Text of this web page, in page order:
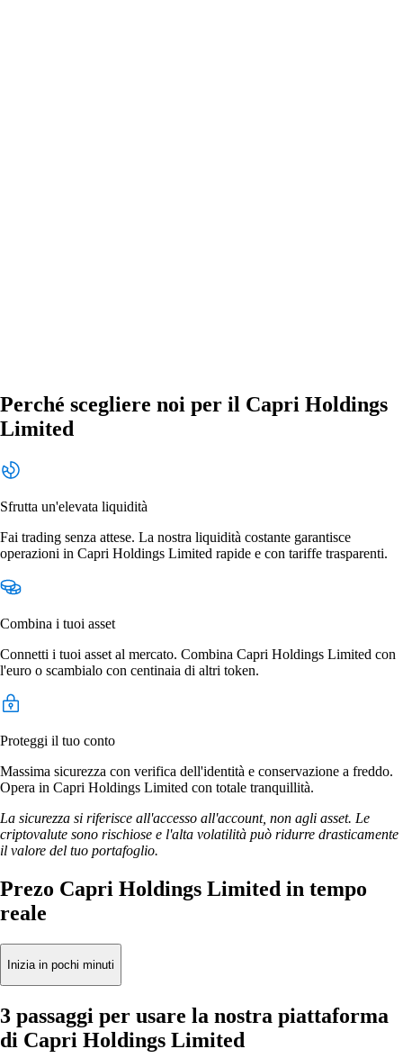
Perché scegliere noi per il Capri Holdings
Limited
Sfrutta un'elevata liquidità
Fai trading senza attese. La nostra liquidità costante garantisce
operazioni in Capri Holdings Limited rapide e con tariffe trasparenti.
Combina i tuoi asset
Connetti i tuoi asset al mercato. Combina Capri Holdings Limited con
l'euro o scambialo con centinaia di altri token.
Proteggi il tuo conto
Massima sicurezza con verifica dell'identità e conservazione a freddo.
Opera in Capri Holdings Limited con totale tranquillità.
La sicurezza si riferisce all'accesso all'account, non agli asset. Le
criptovalute sono rischiose e l'alta volatilità può ridurre drasticamente
il valore del tuo portafoglio.
Prezo Capri Holdings Limited in tempo
reale
Inizia in pochi minuti
3 passaggi per usare la nostra piattaforma
di Capri Holdings Limited